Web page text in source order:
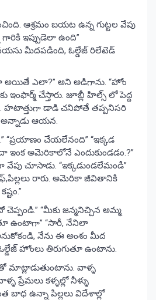
ఆశ్రమం బయట ఉన్న గుట్టల వేపు
గారికి ఇప్పుడెలా ఉంది”
మీదపడింది, ఓల్డేజ్ రిలేటెడ్
ఎలా?” అని అడిగాను. “హోం
ఇంఫార్మ్ చేస్తారు. జూబ్లీ హిల్స్ లో పెద్ద
హటాత్తుగా డాడి చనిపోతే తప్పనిసరి
అన్నాడు ఆయన.
“ప్రయాణం చేయలేనంది” “ఇక్కడ
ఇంక అమెరికాలోనే ఎందుకుండడం.?”
వేపు చూసాడు. “ఇక్కడుండలేమండీ”
రారు. అమెరికా జీవితానికి
చెప్పండి.” “మీకు జన్మనిచ్చిన అమ్మ
ఉంటాగా” “సారీ, నేనిలా
నేను ఈ అంశం మీద
హోంలు తిరుగుతూ ఉంటాను.
మాట్లాడుతుంటాను. వాళ్ళ
ప్రేమలు కళ్ళల్లో నీళ్ళు
బాధ ఉన్నా పిల్లలు విదేశాల్లో